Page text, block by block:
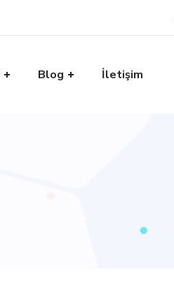
Blog İletişim